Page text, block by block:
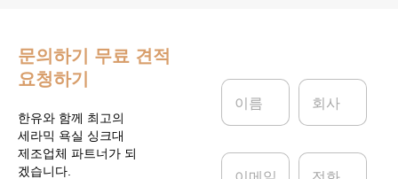
문의하기 무료 견적
요청하기
한유와 함께 최고의
세라믹 욕실 싱크대
제조업체 파트너가 되
겠습니다.
이
*
회
이
전